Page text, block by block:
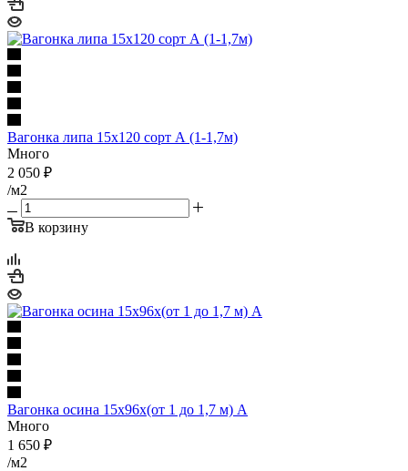
Вагонка липа 15х120 сорт А (1-1,7м)
Много
2 050 ₽
/м2
В корзину
Вагонка осина 15х96х(от 1 до 1,7 м) А
Много
1 650 ₽
/м2